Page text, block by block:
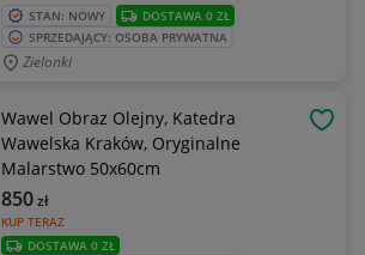
STAN: NOWY
DOSTAWA 0 ZŁ
SPRZEDAJĄCY: OSOBA PRYWATNA
Zielonki
Wawel Obraz Olejny, Katedra
Wawelska Kraków, Oryginalne
Malarstwo 50x60cm
KUP TERAZ
850zł
DOSTAWA 0 ZŁ